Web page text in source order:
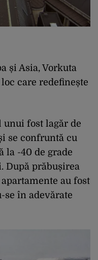
și Asia, Vorkuta
care redefinește
unui fost lagăr de
se confruntă cu
la -40 de grade
După prăbușirea
au fost
se în adevărate